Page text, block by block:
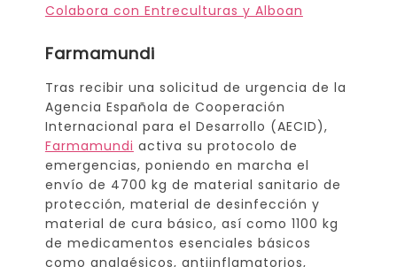
Colabora con Entreculturas y Alboan
Farmamundi
Tras recibir una solicitud de urgencia de la
Agencia Española de Cooperación
Internacional para el Desarrollo (AECID),
Farmamundi activa su protocolo de
emergencias, poniendo en marcha el
envío de 4700 kg de material sanitario de
protección, material de desinfección y
material de cura básico, así como 1100 kg
de medicamentos esenciales básicos
como analgésicos, antiinflamatorios,